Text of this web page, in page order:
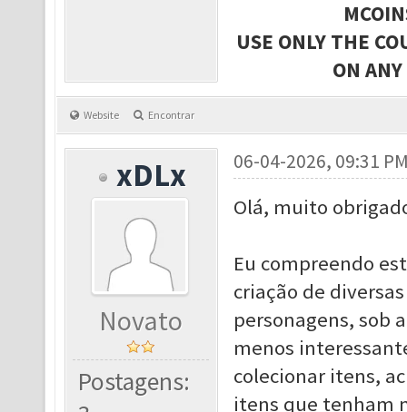
USE ONLY THE
ON
Website Encontrar
xDLx
Novato
Postagens:
06-04-2026, 09:31
Olá, muito
Eu compreendo
criação de
personagens, sob
menos
colecionar itens,
itens que tenham